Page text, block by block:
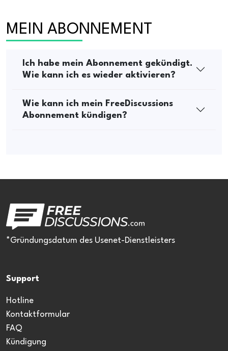
MEIN ABONNEMENT
Ich habe mein Abonnement gekündigt.
Wie kann ich es wieder aktivieren?
Wie kann ich mein FreeDiscussions
Abonnement kündigen?
*Gründungsdatum des Usenet-Dienstleisters
Support
Hotline
Kontaktformular
FAQ
Kündigung